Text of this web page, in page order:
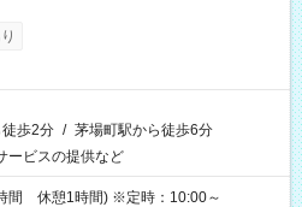
歩2分 / 茅場町駅から徒歩6分
ービスの提供など
間 休憩1時間) ※定時：10:00～